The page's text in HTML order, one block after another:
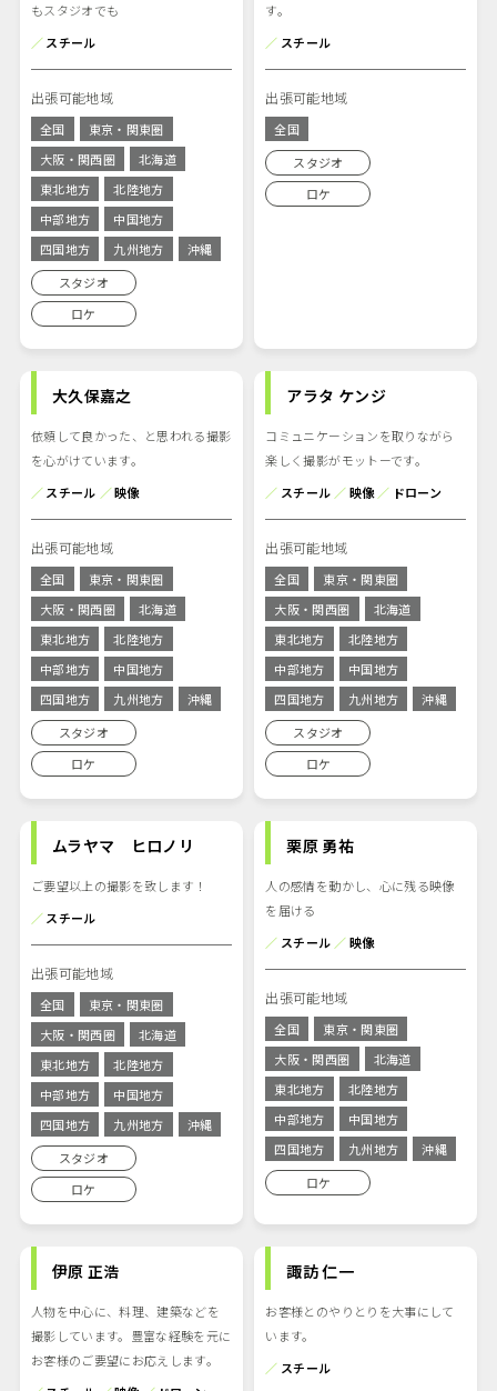
もスタジオでも
／スチール
出張可能地域
全国
東京・関東圏
大阪・関西圏
北海道
東北地方
北陸地方
中部地方
中国地方
四国地方
九州地方
沖縄
スタジオ
ロケ
す。
／ スチール
出張可能地域
全国
スタジオ
ロケ
大久保嘉之
依頼して良かった、と思われる撮影
を心がけています。
／スチール ／映像
出張可能地域
全国
東京・関東圏
大阪・関西圏
北海道
東北地方
北陸地方
中部地方
中国地方
四国地方
九州地方
沖縄
スタジオ
ロケ
アラタ ケンジ
コミュニケーションを取りながら
楽しく撮影がモットーです。
／ スチール ／映像 ／ ドローン
出張可能地域
全国
東京・関東圏
大阪・関西圏
北海道
東北地方
北陸地方
中部地方
中国地方
四国地方
九州地方
沖縄
スタジオ
ロケ
ムラヤマ ヒロノリ
ご要望以上の撮影を致します！
／スチール
出張可能地域
全国
東京・関東圏
大阪・関西圏
北海道
東北地方
北陸地方
中部地方
中国地方
四国地方
九州地方
沖縄
スタジオ
ロケ
栗原 勇祐
人の感情を動かし、心に残る映像
を届ける
／ スチール ／映像
出張可能地域
全国
東京・関東圏
大阪・関西圏
北海道
東北地方
北陸地方
中部地方
中国地方
四国地方
九州地方
沖縄
ロケ
伊原 正浩
人物を中心に、料理、建築などを
撮影しています。豊富な経験を元に
お客様のご要望にお応えします。
諏訪 仁一
お客様とのやりとりを大事にして
います。
／ スチール